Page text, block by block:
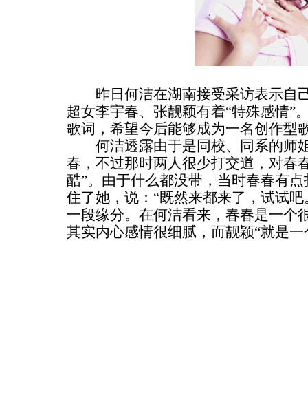
昨日何洁在湖南接受采访表示自己
超女李宇春、张靓颖有着“特殊感情”
歌词，希望今后能够成为一名创作型
何洁透露由于是同校、同系的师
春，不过那时两人很少打交道，对春
酷”。由于什么都没带，当时春春有
住了她，说：“既然来都来了，试试
一段缘分。在何洁看来，春春是一个
其实内心感情很细腻，而靓颖“就是